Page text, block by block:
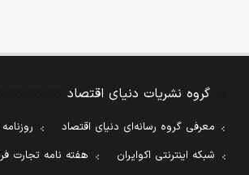
گروه نشریات دنیای اقتصاد
معرفی گروه رسانه‌ای دنیای اقتصاد
شبکه اینترنتی اکوایران
هفته نامه تجارت